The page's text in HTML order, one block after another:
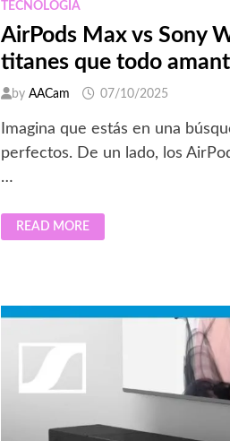
DÓLARES
TECNOLOGÍA
AirPods Max vs Sony
titanes que todo
byAACam 07/10/2025
Imagina que estás en una
perfectos. De un lado, los
…
AIRPODS
MAX
DE
TITANES
TODO
AMANTE
DEL
AUDIO
DEBE
READ MORE